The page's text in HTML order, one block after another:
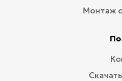
Монтаж